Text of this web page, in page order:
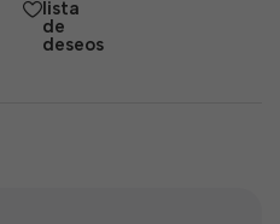
lista
de
deseos